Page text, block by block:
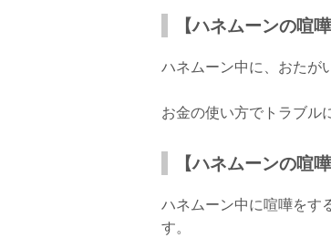
【ハネムーンの喧
ハネムーン中に、おたが
お金の使い方でトラブル
【ハネムーンの喧
ハネムーン中に喧嘩をす
す。